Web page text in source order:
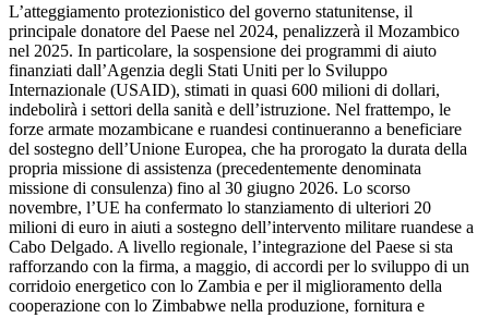
L’atteggiamento protezionistico del governo statunitense, il
principale donatore del Paese nel 2024, penalizzerà il Mozambico
nel 2025. In particolare, la sospensione dei programmi di aiuto
finanziati dall’Agenzia degli Stati Uniti per lo Sviluppo
Internazionale (USAID), stimati in quasi 600 milioni di dollari,
indebolirà i settori della sanità e dell’istruzione. Nel frattempo, le
forze armate mozambicane e ruandesi continueranno a beneficiare
del sostegno dell’Unione Europea, che ha prorogato la durata della
propria missione di assistenza (precedentemente denominata
missione di consulenza) fino al 30 giugno 2026. Lo scorso
novembre, l’UE ha confermato lo stanziamento di ulteriori 20
milioni di euro in aiuti a sostegno dell’intervento militare ruandese a
Cabo Delgado. A livello regionale, l’integrazione del Paese si sta
rafforzando con la firma, a maggio, di accordi per lo sviluppo di un
corridoio energetico con lo Zambia e per il miglioramento della
cooperazione con lo Zimbabwe nella produzione, fornitura e